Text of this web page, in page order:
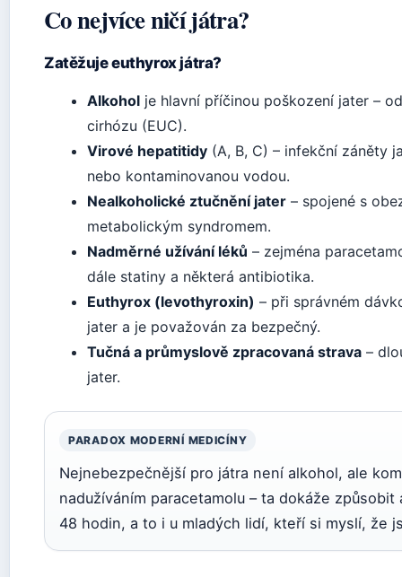
Co nejvíce ničí játra?
Zatěžuje euthyrox játra?
Alkohol je hlavní příčinou poškození jater –
cirhózu (EUC).
Virové hepatitidy (A, B, C) – infekční záněty
nebo kontaminovanou vodou.
Nealkoholické ztučnění jater – spojené s
metabolickým syndromem.
Nadměrné užívání léků – zejména
dále statiny a některá antibiotika.
Euthyrox (levothyroxin) – při správném
jater a je považován za bezpečný.
Tučná a průmyslově zpracovaná strava –
jater.
PARADOX MODERNÍ MEDICÍNY
Nejnebezpečnější pro játra není alkohol, ale
nadužíváním paracetamolu – ta dokáže
48 hodin, a to i u mladých lidí, kteří si myslí, že